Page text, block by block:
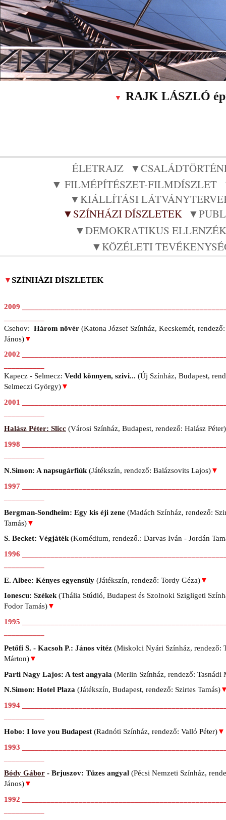
▼ RAJK LÁSZLÓ
ÉLETRAJZ
▼ FILMÉPÍTÉSZET-FILMDÍSZLET
▼KIÁLLÍTÁSI
▼SZÍNHÁZI DÍSZLETEK
▼DEMOKRATIKUS ELLENZÉK
▼KÖZÉLETI
▼SZÍNHÁZI DÍSZLETEK
2009
Csehov: Három nővér (Katona József Színház, Kecskemét, rendező:
János)▼
2002
Kapecz - Selmecz: Vedd könnyen, szivi... (Új Színház, Budapest,
Selmeczi György)▼
2001
Halász Péter: Slicc (Városi Színház, Budapest, rendező: Halász Péter)
1998
N.Simon: A napsugárfiúk (Játékszín, rendező: Balázsovits Lajos)▼
1997
Bergman-Sondheim: Egy kis éji zene (Madách Színház, rendező:
Tamás)▼
S. Becket: Végjáték (Komédium, rendező.: Darvas Iván - Jordán
1996
E. Albee: Kényes egyensúly (Játékszín, rendező: Tordy Géza)▼
Ionescu: Székek(Thália Stúdió, Budapest és Szolnoki Szigligeti
Fodor Tamás)▼
1995
Petőfi S. - Kacsoh P.: János vitéz (Miskolci Nyári Színház, rendező:
Márton)▼
Parti Nagy Lajos: A test angyala (Merlin Színház, rendező: Tasnádi
N.Simon: Hotel Plaza (Játékszín, Budapest, rendező: Szirtes Tamás)
1994
Hobo: I love you Budapest (Radnóti Színház, rendező: Valló Péter)▼
1993
Bódy Gábor - Brjuszov: Tüzes angyal (Pécsi Nemzeti Színház,
János)▼
1992